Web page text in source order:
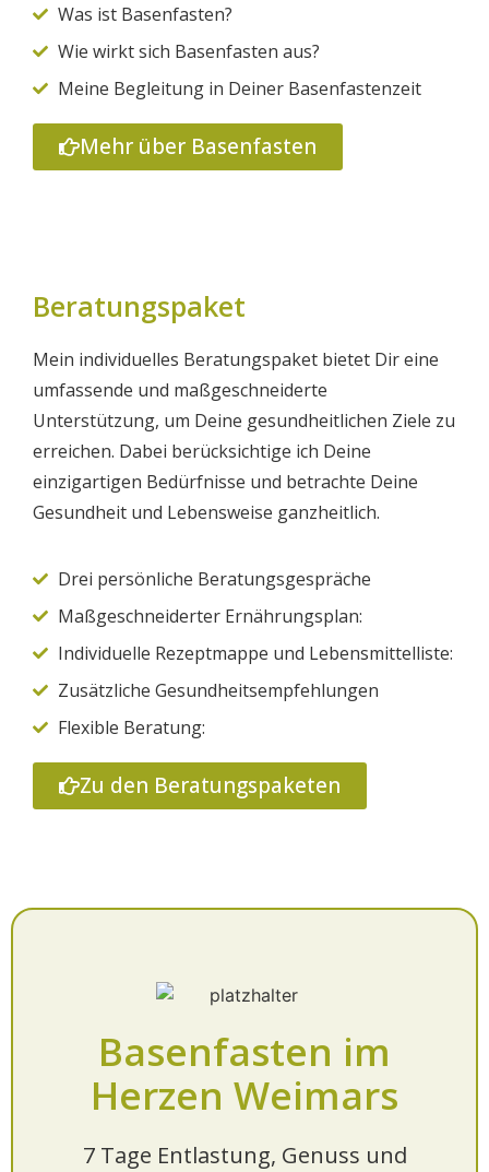
Was ist Basenfasten?
Wie wirkt sich Basenfasten aus?
Meine Begleitung in Deiner Basenfastenzeit
Mehr über Basenfasten
Beratungspaket
Mein individuelles Beratungspaket bietet Dir eine
umfassende und maßgeschneiderte
Unterstützung, um Deine gesundheitlichen Ziele zu
erreichen. Dabei berücksichtige ich Deine
einzigartigen Bedürfnisse und betrachte Deine
Gesundheit und Lebensweise ganzheitlich.
Drei persönliche Beratungsgespräche
Maßgeschneiderter Ernährungsplan:
Individuelle Rezeptmappe und Lebensmittelliste:
Zusätzliche Gesundheitsempfehlungen
Flexible Beratung:
Zu den Beratungspaketen
Basenfasten im
Herzen Weimars
7 Tage Entlastung, Genuss und